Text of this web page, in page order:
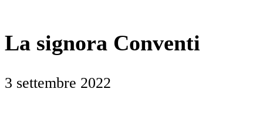
La signora Conventi
3 settembre 2022